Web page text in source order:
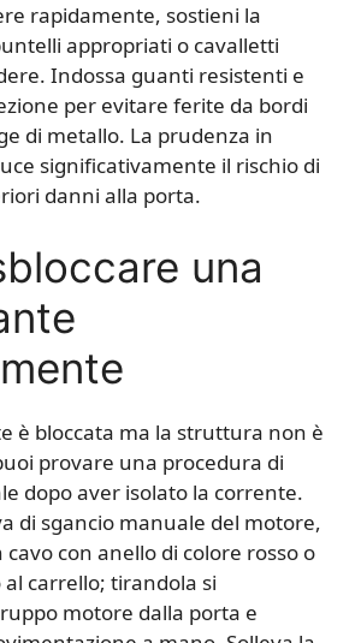
rapidamente, sostieni la
appropriati o cavalletti
Indossa guanti resistenti e
per evitare ferite da bordi
di metallo. La prudenza in
significativamente il rischio di
danni alla porta.
una
è bloccata ma la struttura non è
provare una procedura di
dopo aver isolato la corrente.
di sgancio manuale del motore,
con anello di colore rosso o
carrello; tirandola si
motore dalla porta e